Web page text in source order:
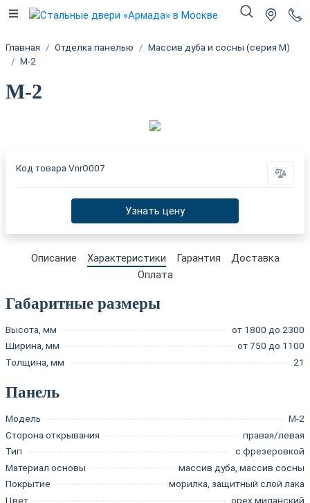
Главная Отделка панелью
Массив дуба и сосны (серия М)
М-2
М-2
Описание Характеристики Гарантия
Доставка
Оплата
Габаритные размеры
Высота, мм
от 1800 до 2300
Ширина, мм
от 750 до 1100
Толщина, мм
21
Панель
Модель
М-2
Сторона открывания
правая/левая
Тип
с фрезеровкой
Материал основы
массив дуба, массив сосны
Покрытие
морилка, защитный слой лака
Цвет
орех миланский
Код товара VnrO007
Узнать цену